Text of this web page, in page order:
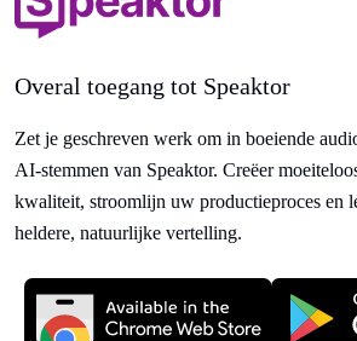
Overal toegang tot Speaktor
Zet je geschreven werk om in boeiende
AI-stemmen van Speaktor. Creëer
kwaliteit, stroomlijn uw productieproces en
heldere, natuurlijke vertelling.